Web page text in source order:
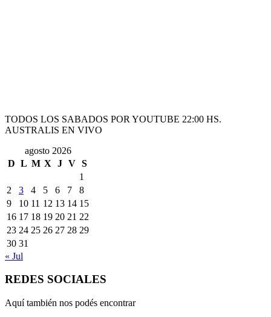
TODOS LOS SABADOS POR YOUTUBE 22:00 HS.
AUSTRALIS EN VIVO
agosto 2026
D L M X J V S
1
2
3 4 5 6 7
8
9
10 11 12 13 14 15
16 17 18 19 20 21 22
23 24 25 26 27 28 29
30 31
« Jul
REDES SOCIALES
Aquí también nos podés encontrar